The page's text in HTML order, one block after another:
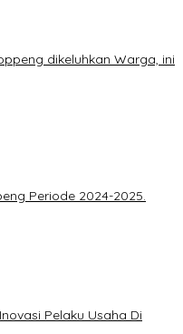
dikeluhkan Warga, ini
Periode 2024-2025.
Pelaku Usaha Di